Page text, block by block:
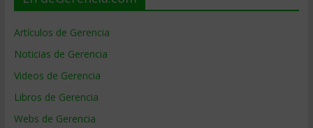
Artículos de Gerencia
Noticias de Gerencia
Videos de Gerencia
Libros de Gerencia
Webs de Gerencia